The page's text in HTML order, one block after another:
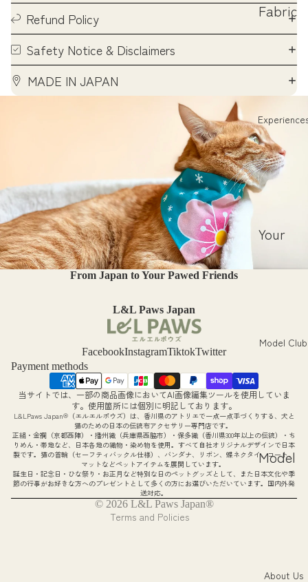
Fabric
Stories
About
Cat
Collars
(JP)
ハレの
日のは
ほんも
トの撮
PR投稿
Magazi
ne
Feature
s
ねこ撰
Your
nces
Gallery
コラボ
Model Club
Model
Info
(JP)
About Us
Refund Policy
Safety Notice & Disclaimers
MADE IN JAPAN
From Japan to Your Pawed Friends
L&L Paws Japan
FacebookInstagramTiktokTwitter
Payment methods
当サイトでは、一部の商品画像においてAI画像編集ツールを使用していま
す。使用箇所には個別に明記しております。
L&LPaws Japan®（エルエルポウズ）は、香川県のアトリエで一点一点手づくりする、犬と
猫のための日本の伝統布アクセサリー専門店です。
正絹・金襴（京都西陣）・播州織（兵庫県西脇市）・保多織（香川県300年以上の伝統）・ち
りめん・帯地など、日本各地の織物・染め物を使用。すべて自社オリジナルデザインで日本
製です。猫の首輪（セーフティバックル仕様）、バンダナ、リボン、蝶ネクタイ、コート、
マットなどペットアイテムを展開しています。
誕生日・記念日・ひな祭り・お正月など特別な日のペットグッズとして、また日本文化や季
節の行事がお好きな方へのプレゼントとして多くの方にお選びいただいています。国内外発
送対応。
© 2026 L&L Paws Japan®
Terms and Policies
Refund policy
Privacy policy
Terms of service
Shipping policy
Legal notice
Contact information